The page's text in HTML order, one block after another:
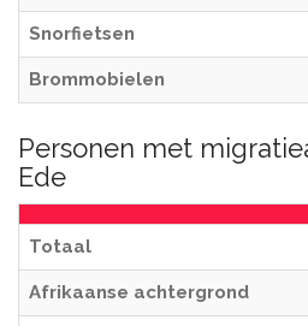
Snorfietsen
Brommobielen
Personen met
Ede
Totaal
Afrikaanse achtergrond